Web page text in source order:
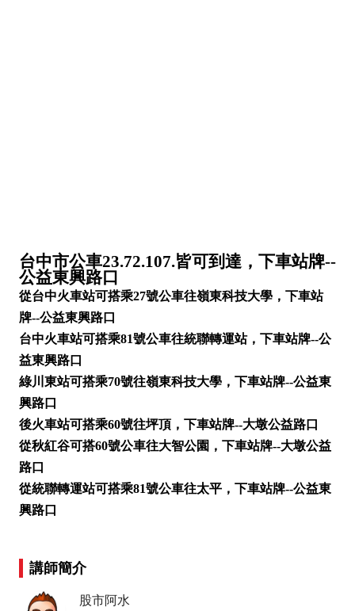
台中市公車23.72.107.皆可到達，下車站牌--
公益東興路口
從台中火車站可搭乘27號公車往嶺東科技大學，下車站
牌--公益東興路口
台中火車站可搭乘81號公車往統聯轉運站，下車站牌--公
益東興路口
綠川東站可搭乘70號往嶺東科技大學，下車站牌--公益東
興路口
後火車站可搭乘60號往坪頂，下車站牌--大墩公益路口
從秋紅谷可搭60號公車往大智公園，下車站牌--大墩公益
路口
從統聯轉運站可搭乘81號公車往太平，下車站牌--公益東
興路口
講師簡介
股市阿水